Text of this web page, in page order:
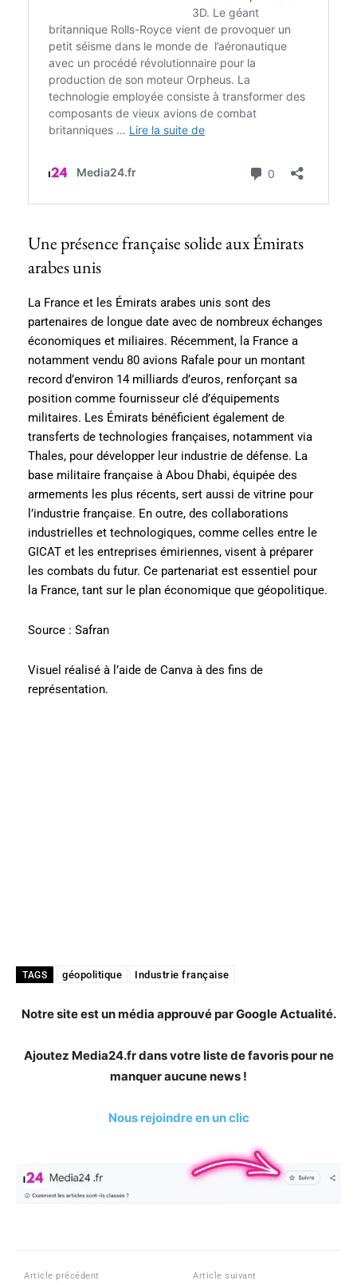
Une présence française solide aux Émirats
arabes unis
La France et les Émirats arabes unis sont des
partenaires de longue date avec de nombreux échanges
économiques et miliaires. Récemment, la France a
notamment vendu 80 avions Rafale pour un montant
record d’environ 14 milliards d’euros, renforçant sa
position comme fournisseur clé d’équipements
militaires. Les Émirats bénéficient également de
transferts de technologies françaises, notamment via
Thales, pour développer leur industrie de défense. La
base militaire française à Abou Dhabi, équipée des
armements les plus récents, sert aussi de vitrine pour
l’industrie française. En outre, des collaborations
industrielles et technologiques, comme celles entre le
GICAT et les entreprises émiriennes, visent à préparer
les combats du futur. Ce partenariat est essentiel pour
la France, tant sur le plan économique que géopolitique.
Source : Safran
Visuel réalisé à l’aide de Canva à des fins de
représentation.
TAGS géopolitique Industrie française
Notre site est un média approuvé par Google Actualité.
Ajoutez Media24.fr dans votre liste de favoris pour ne
manquer aucune news !
Nous rejoindre en un clic
Article précédent Article suivant